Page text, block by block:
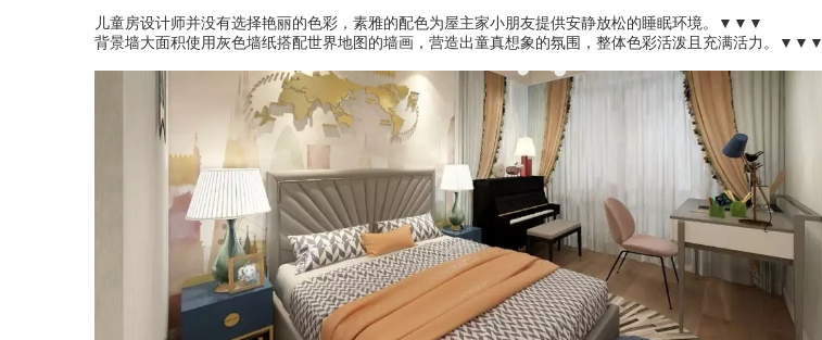
儿童房设计师并没有选择艳丽的色彩，素雅的配色为屋主家小朋友提供安静放松的睡眠环境。▼▼▼
背景墙大面积使用灰色墙纸搭配世界地图的墙画，营造出童真想象的氛围，整体色彩活泼且充满活力。▼▼▼